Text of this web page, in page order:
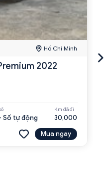
Hồ Chí Minh
2022
Số tự động
Km đã đi
30,000
Mua ngay